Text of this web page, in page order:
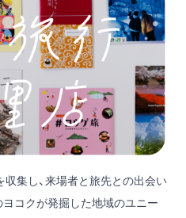
集し、来場者と旅先との出会い
コクが発掘した地域のユニー